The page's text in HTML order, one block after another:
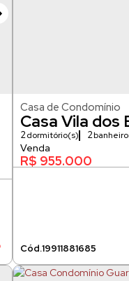
Casa Vila dos
Casa de Condomínio
R$ 955.000
19911881685
2dormitório(s) 2
240m²